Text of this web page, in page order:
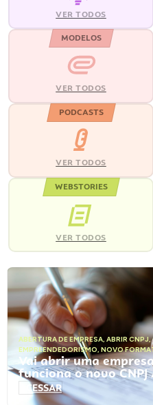
VER TODOS
MODELOS
VER TODOS
PODCASTS
VER TODOS
WEBSTORIES
VER TODOS
ABERTURA DE EMPRESA, ABRIR CNPJ,
EMPREENDEDORISMO, NOVO
Vai abrir uma
funciona o novo
ACESSAR